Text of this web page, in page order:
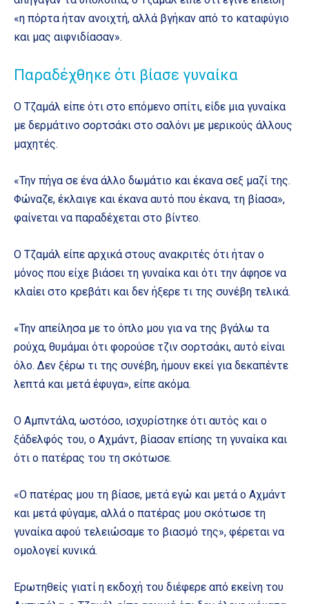
«η πόρτα ήταν ανοιχτή, αλλά βγήκαν από το καταφύγιο
και μας αιφνιδίασαν».
Παραδέχθηκε ότι βίασε γυναίκα
Ο Τζαμάλ είπε ότι στο επόμενο σπίτι, είδε μια γυναίκα
με δερμάτινο σορτσάκι στο σαλόνι με μερικούς άλλους
μαχητές.
«Την πήγα σε ένα άλλο δωμάτιο και έκανα σεξ μαζί της.
Φώναζε, έκλαιγε και έκανα αυτό που έκανα, τη βίασα»,
φαίνεται να παραδέχεται στο βίντεο.
Ο Τζαμάλ είπε αρχικά στους ανακριτές ότι ήταν ο
μόνος που είχε βιάσει τη γυναίκα και ότι την άφησε να
κλαίει στο κρεβάτι και δεν ήξερε τι της συνέβη τελικά.
«Την απείλησα με το όπλο μου για να της βγάλω τα
ρούχα, θυμάμαι ότι φορούσε τζιν σορτσάκι, αυτό είναι
όλο. Δεν ξέρω τι της συνέβη, ήμουν εκεί για δεκαπέντε
λεπτά και μετά έφυγα», είπε ακόμα.
Ο Αμπντάλα, ωστόσο, ισχυρίστηκε ότι αυτός και ο
ξάδελφός του, ο Αχμάντ, βίασαν επίσης τη γυναίκα και
ότι ο πατέρας του τη σκότωσε.
«Ο πατέρας μου τη βίασε, μετά εγώ και μετά ο Αχμάντ
και μετά φύγαμε, αλλά ο πατέρας μου σκότωσε τη
γυναίκα αφού τελειώσαμε το βιασμό της», φέρεται να
ομολογεί κυνικά.
Ερωτηθείς γιατί η εκδοχή του διέφερε από εκείνη του